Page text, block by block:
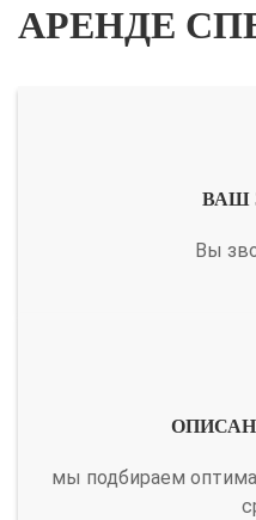
АРЕНДЕ
ВАШ
Вы
мы подбираем